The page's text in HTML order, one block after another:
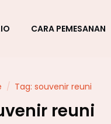
CARA PEMESANAN
/ Tag: souvenir reuni
reuni